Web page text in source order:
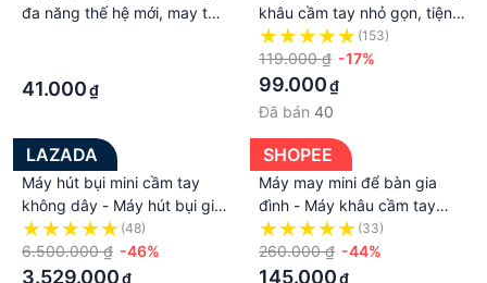
đa năng thế hệ mới, may tỏi
41.000₫
khâu cầm tay nhỏ gọn, tiện
dụng . máy may thông minh
(153)
119.000 ₫ -17%
99.000₫
Đã bán 40
LAZADA
Máy hút bụi mini cầm tay
không dây - Máy hút bụi gia
đình - May hut bui - May hut
bui xe ôtô - Tốt hơn robot
hut bụi lau nhà tự sạc pin
(48)
6.500.000 ₫ -46%
3.529.000₫
SHOPEE
Máy may mini để bàn gia
đình - Máy khâu cầm tay
Mini gia đình siêu tiện lợi
New cho mọi nhà
(33)
260.000 ₫ -44%
145.000₫